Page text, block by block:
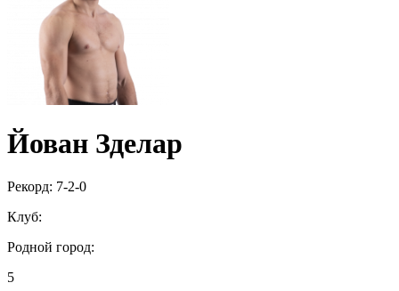
Йован Зделар
Рекорд: 7-2-0
Клуб:
Родной город:
5